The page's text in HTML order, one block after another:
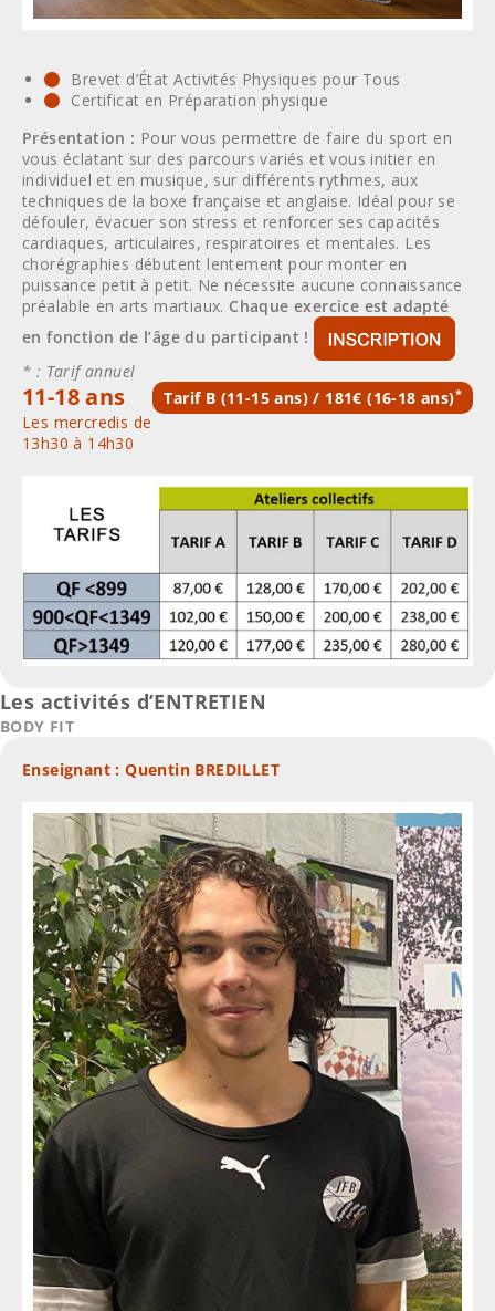
Brevet d’État Activités Physiques pour Tous
Certificat en Préparation physique
Présentation : Pour vous permettre de faire du sport en
vous éclatant sur des parcours variés et vous initier en
individuel et en musique, sur différents rythmes, aux
techniques de la boxe française et anglaise. Idéal pour se
défouler, évacuer son stress et renforcer ses capacités
cardiaques, articulaires, respiratoires et mentales. Les
chorégraphies débutent lentement pour monter en
puissance petit à petit. Ne nécessite aucune connaissance
préalable en arts martiaux. Chaque exercice est adapté
en fonction de l’âge du participant !
* : Tarif annuel
11-18 ans Tarif B (11-15 ans) / 181€ (16-18 ans)*
Les mercredis de
13h30 à 14h30
Les activités d’ENTRETIEN
BODY FIT
Enseignant : Quentin BREDILLET